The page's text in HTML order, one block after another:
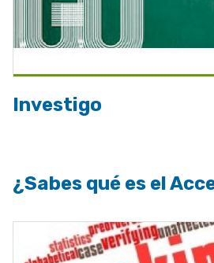
Investigo
¿Sabes qué es el